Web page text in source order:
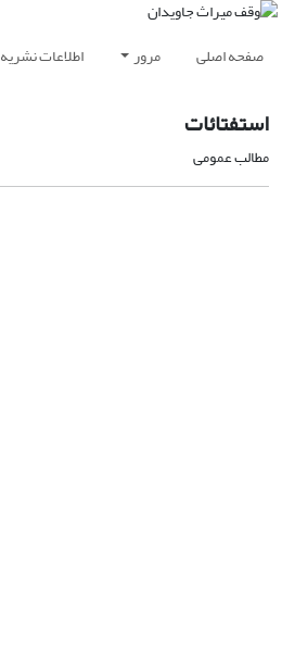
صفحه اصلی مرور اطلاعات نشریه
استفتائات
مطالب عمومی